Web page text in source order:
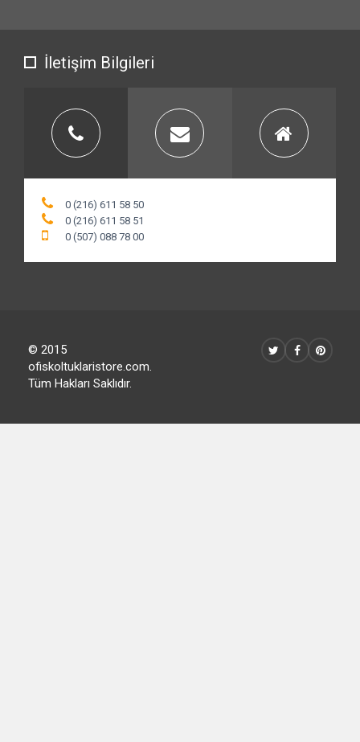
İletişim Bilgileri
0 (216) 611 58 50
0 (216) 611 58 51
0 (507) 088 78 00
© 2015
ofiskoltuklaristore.com.
Tüm Hakları Saklıdır.